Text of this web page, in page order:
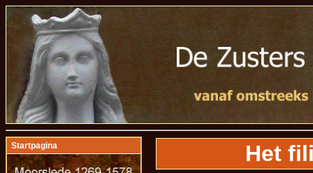
Startpagina Het